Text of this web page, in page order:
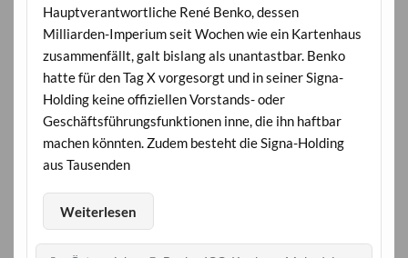
Hauptverantwortliche René Benko, dessen
Milliarden-Imperium seit Wochen wie ein Kartenhaus
zusammenfällt, galt bislang als unantastbar. Benko
hatte für den Tag X vorgesorgt und in seiner Signa-
Holding keine offiziellen Vorstands- oder
Geschäftsführungsfunktionen inne, die ihn haftbar
machen könnten. Zudem besteht die Signa-Holding
aus Tausenden
Weiterlesen